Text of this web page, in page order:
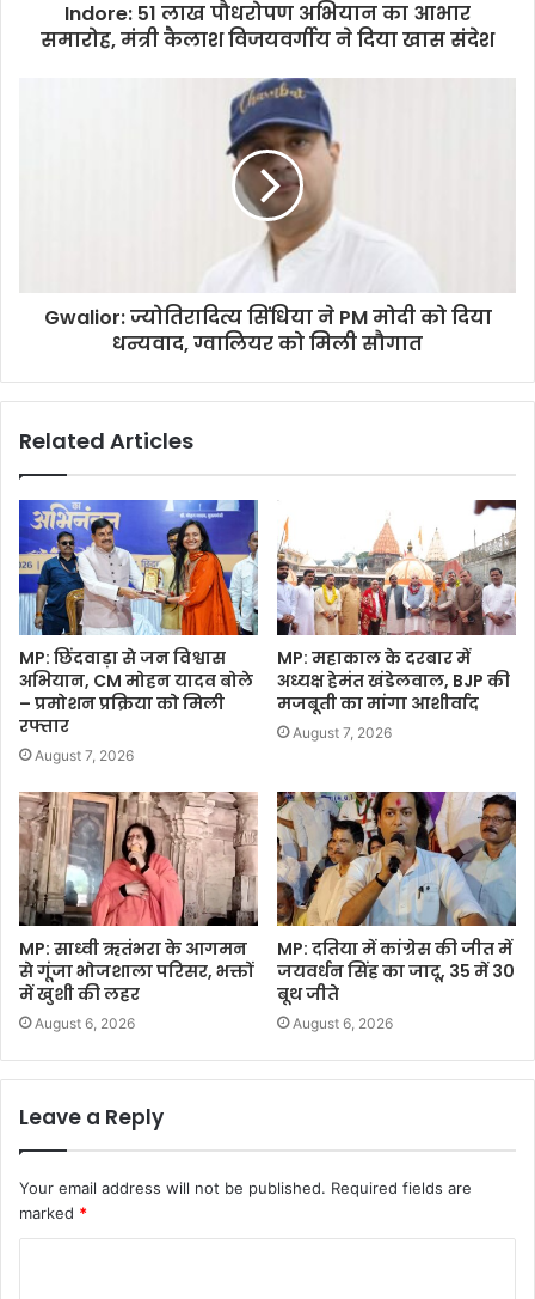
Indore: 51 लाख पौधरोपण अभियान का आभार
समारोह, मंत्री कैलाश विजयवर्गीय ने दिया खास संदेश
Gwalior: ज्योतिरादित्य सिंधिया ने PM मोदी को दिया
धन्यवाद, ग्वालियर को मिली सौगात
Related Articles
MP: छिंदवाड़ा से जन विश्वास
अभियान, CM मोहन यादव बोले
– प्रमोशन प्रक्रिया को मिली
रफ्तार
August 7, 2026
MP: महाकाल के दरबार में
अध्यक्ष हेमंत खंडेलवाल, BJP की
मजबूती का मांगा आशीर्वाद
August 7, 2026
MP: साध्वी ऋतंभरा के आगमन
से गूंजा भोजशाला परिसर, भक्तों
में खुशी की लहर
August 6, 2026
MP: दतिया में कांग्रेस की जीत में
जयवर्धन सिंह का जादू, 35 में 30
बूथ जीते
August 6, 2026
Leave a Reply
Your email address will not be published. Required fields are
marked *